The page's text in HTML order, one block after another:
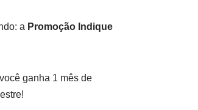
a Promoção Indique
ganha 1 mês de